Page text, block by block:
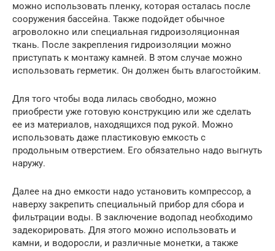
можно использовать пленку, которая осталась после
сооружения бассейна. Также подойдет обычное
агроволокно или специальная гидроизоляционная
ткань. После закрепления гидроизоляции можно
приступать к монтажу камней. В этом случае можно
использовать герметик. Он должен быть влагостойким.
Для того чтобы вода лилась свободно, можно
приобрести уже готовую конструкцию или же сделать
ее из материалов, находящихся под рукой. Можно
использовать даже пластиковую емкость с
продольным отверстием. Его обязательно надо выгнуть
наружу.
Далее на дно емкости надо установить компрессор, а
наверху закрепить специальный прибор для сбора и
фильтрации воды. В заключение водопад необходимо
задекорировать. Для этого можно использовать и
камни, и водоросли, и различные монетки, а также